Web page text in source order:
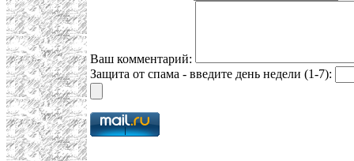
Ваш комментарий:
Защита от спама - введите день недели (1-7):